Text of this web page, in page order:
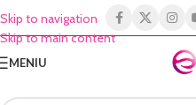
Skip to navigation
Skip to main content
MENIU